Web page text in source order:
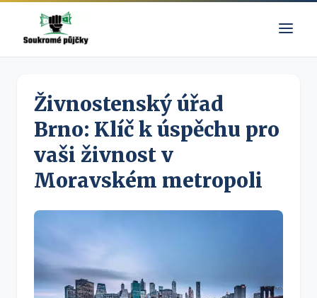
Živnostenský úřad
Brno: Klíč k úspěchu pro
vaši živnost v
Moravském metropoli